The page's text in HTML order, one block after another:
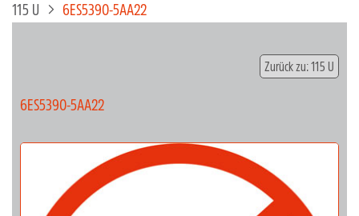
115 U
6ES5390-5AA22
Zurück zu: 115 U
6ES5390-5AA22